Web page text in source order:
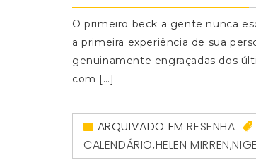
O primeiro beck a gente nunca
a primeira experiência de sua
genuinamente engraçadas dos
com […]
ARQUIVADO EMRESENHA
CALENDÁRIO,HELEN MIRREN,